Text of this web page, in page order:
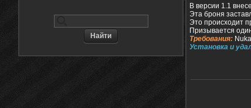
В версии 1.1
Эта броня
Это происходит
Призывается
Требования:
Установка и